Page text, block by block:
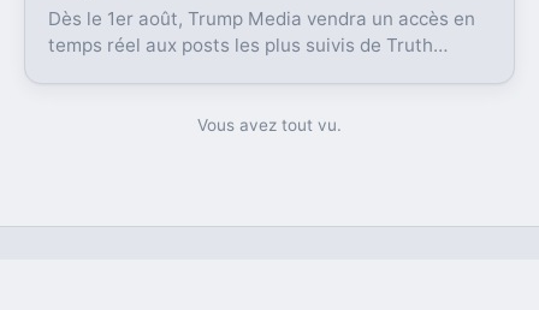
Dès le 1er août, Trump Media vendra un accès en
temps réel aux posts les plus suivis de Truth